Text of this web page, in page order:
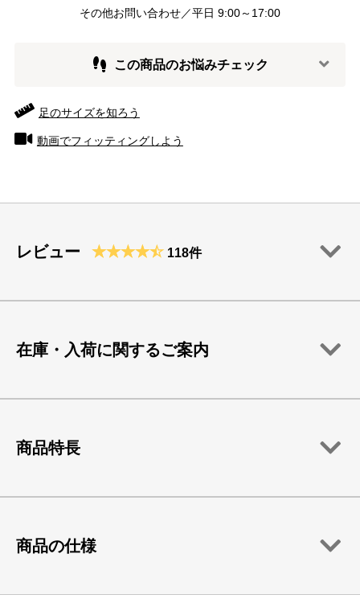
その他お問い合わせ／平日 9:00～17:00
この商品のお悩みチェック
足のサイズを知ろう
動画でフィッティングしよう
レビュー 118件
在庫・入荷に関するご案内
商品特長
商品の仕様